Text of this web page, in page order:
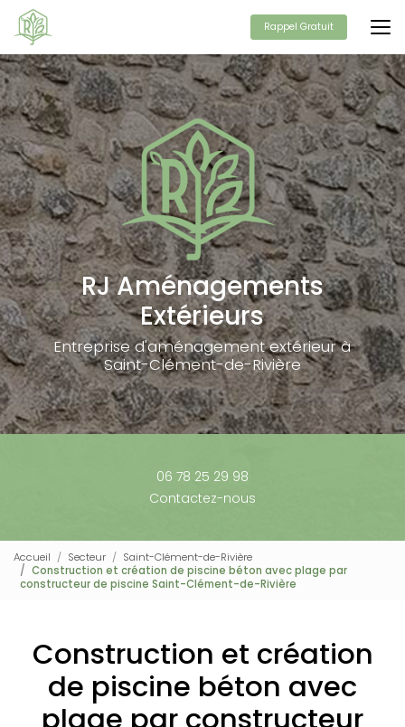
Aller
contenu
principal
Rappel Gratuit
RJ Aménagements
Extérieurs
Entreprise d'aménagement extérieur à
Saint-Clément-de-Rivière
06 78 25 29 98
Contactez-nous
Accueil Secteur
Saint-Clément-de-Rivière
Construction et création de piscine béton avec plage par
constructeur de piscine Saint-Clément-de-Rivière
Construction et création
de piscine béton avec